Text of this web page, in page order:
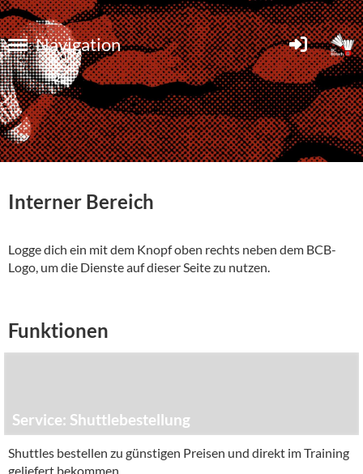
Navigation
Interner Bereich
Logge dich ein mit dem Knopf oben rechts neben dem BCB-
Logo, um die Dienste auf dieser Seite zu nutzen.
Funktionen
Service: Shuttlebestellung
Shuttles bestellen zu günstigen Preisen und direkt im Training
geliefert bekommen.